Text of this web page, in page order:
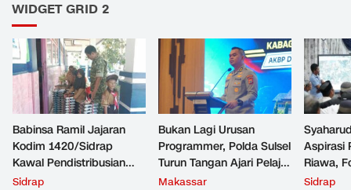
WIDGET GRID 2
Babinsa Ramil Jajaran
Kodim 1420/Sidrap
Kawal Pendistribusian
Makan Bergizi Gratis di
Sidrap
Bukan Lagi Urusan
Programmer, Polda Sulsel
Turun Tangan Ajari Pelajar
Paham AI
Makassar
Aspirasi
Riawa,
Air
Sidrap